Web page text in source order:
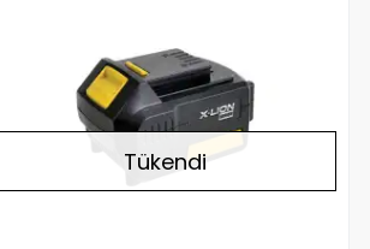
Tükendi